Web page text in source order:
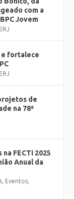
com a
Jovem
e fortalece
de
na 78ª
FECTI 2025
Anual da
, Eventos,